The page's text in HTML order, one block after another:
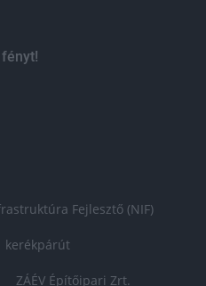
Fejlesztő (NIF)
kerékpárút
ZÁÉV Építőipari Zrt.